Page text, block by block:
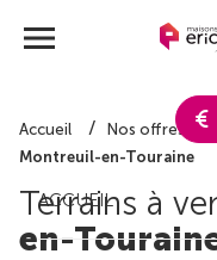
ACCUEIL
Accueil Nos offres de
Montreuil-en-Touraine
Terrains à
en-